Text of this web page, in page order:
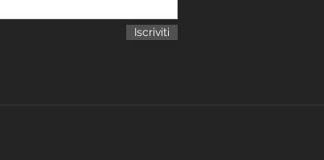
Iscriviti